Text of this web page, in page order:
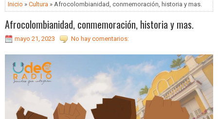
Inicio » Cultura » Afrocolombianidad, conmemoración, historia y mas.
Afrocolombianidad, conmemoración, historia y mas.
mayo 21, 2023 No hay comentarios: